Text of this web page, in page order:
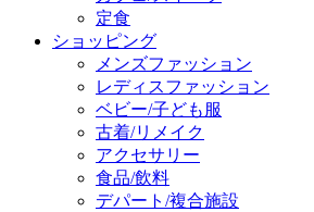
定食
ショッピング
メンズファッション
レディスファッション
ベビー/子ども服
古着/リメイク
アクセサリー
食品/飲料
デパート/複合施設